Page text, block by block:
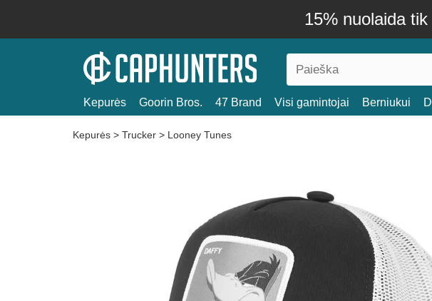
15% nuolaida
Kepurės Goorin Bros. 47 Brand Visi gamintojai Berniukui
Kepurės > Trucker > Looney Tunes